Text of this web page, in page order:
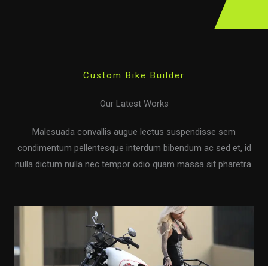
Custom Bike Builder
Our Latest Works
Malesuada convallis augue lectus suspendisse sem
condimentum pellentesque interdum bibendum ac sed et, id
nulla dictum nulla nec tempor odio quam massa sit pharetra.